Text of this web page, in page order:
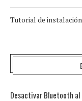
Tutorial de
Desactivar Bluetooth